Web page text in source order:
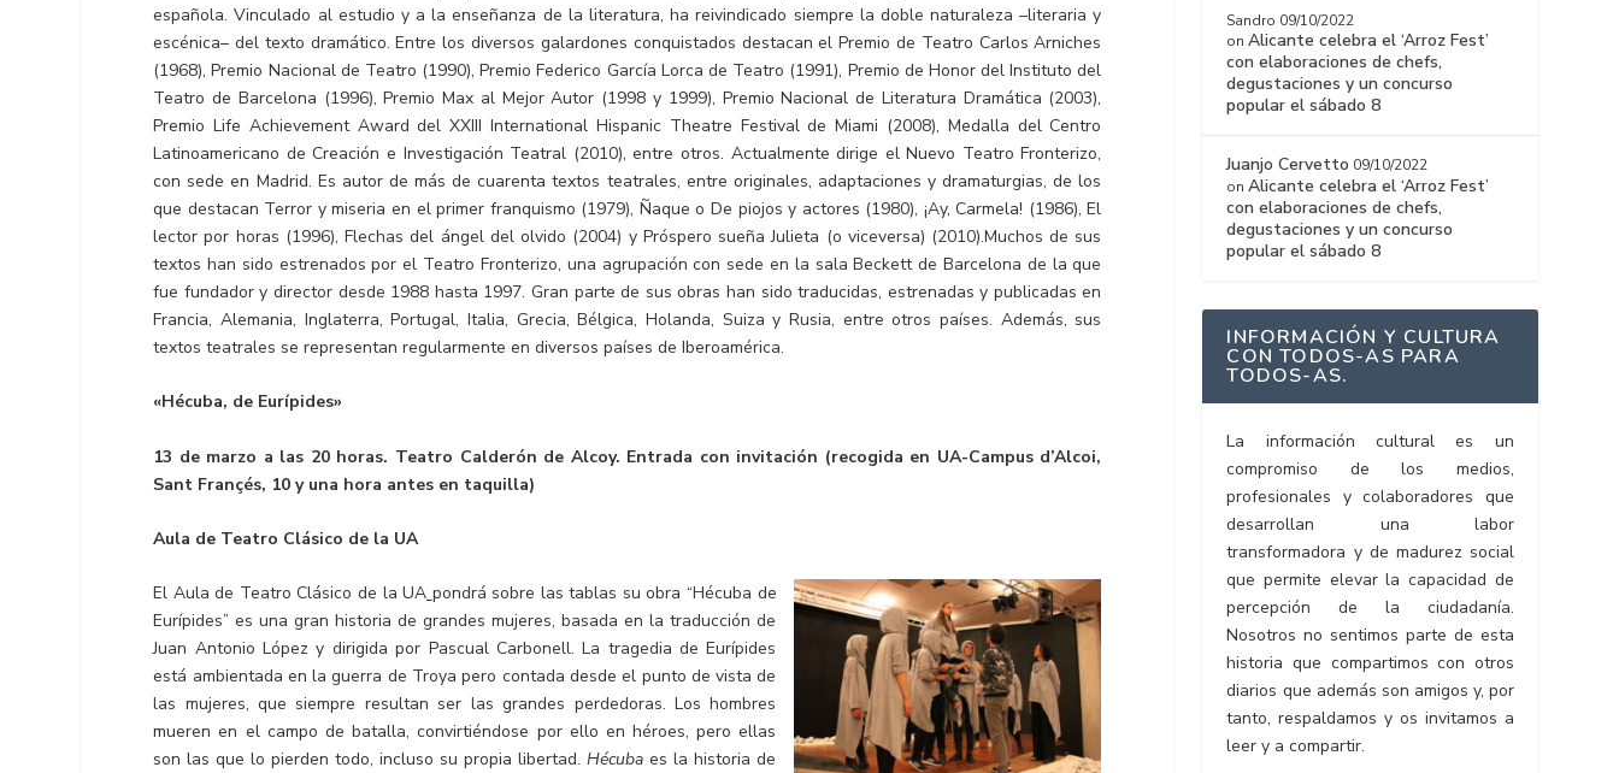
española. Vinculado al estudio y a la enseñanza de la literatura, ha reivindicado siempre la doble naturaleza –literaria y
escénica– del texto dramático. Entre los diversos galardones conquistados destacan el Premio de Teatro Carlos Arniches
(1968), Premio Nacional de Teatro (1990), Premio Federico García Lorca de Teatro (1991), Premio de Honor del Instituto del
Teatro de Barcelona (1996), Premio Max al Mejor Autor (1998 y 1999), Premio Nacional de Literatura Dramática (2003),
Premio Life Achievement Award del XXIII International Hispanic Theatre Festival de Miami (2008), Medalla del Centro
Latinoamericano de Creación e Investigación Teatral (2010), entre otros. Actualmente dirige el Nuevo Teatro Fronterizo,
con sede en Madrid. Es autor de más de cuarenta textos teatrales, entre originales, adaptaciones y dramaturgias, de los
que destacan Terror y miseria en el primer franquismo (1979), Ñaque o De piojos y actores (1980), ¡Ay, Carmela! (1986), El
lector por horas (1996), Flechas del ángel del olvido (2004) y Próspero sueña Julieta (o viceversa) (2010).Muchos de sus
textos han sido estrenados por el Teatro Fronterizo, una agrupación con sede en la sala Beckett de Barcelona de la que
fue fundador y director desde 1988 hasta 1997. Gran parte de sus obras han sido traducidas, estrenadas y publicadas en
Francia, Alemania, Inglaterra, Portugal, Italia, Grecia, Bélgica, Holanda, Suiza y Rusia, entre otros países. Además, sus
textos teatrales se representan regularmente en diversos países de Iberoamérica.
«Hécuba, de Eurípides»
13 de marzo a las 20 horas. Teatro Calderón de Alcoy. Entrada con invitación (recogida en UA-Campus d’Alcoi,
Sant Françés, 10 y una hora antes en taquilla)
Aula de Teatro Clásico de la UA
El Aula de Teatro Clásico de la UA pondrá sobre las tablas su obra “Hécuba de
Eurípides” es una gran historia de grandes mujeres, basada en la traducción de
Juan Antonio López y dirigida por Pascual Carbonell. La tragedia de Eurípides
está ambientada en la guerra de Troya pero contada desde el punto de vista de
las mujeres, que siempre resultan ser las grandes perdedoras. Los hombres
mueren en el campo de batalla, convirtiéndose por ello en héroes, pero ellas
son las que lo pierden todo, incluso su propia libertad.Hécuba es la historia de
Sandro 09/10/2022
onAlicante celebra el ‘Arroz Fest’
con elaboraciones de chefs,
degustaciones y un concurso
popular el sábado 8
Juanjo Cervetto 09/10/2022
onAlicante celebra el ‘Arroz Fest’
con elaboraciones de chefs,
degustaciones y un concurso
popular el sábado 8
INFORMACIÓN Y CULTURA
CON TODOS-AS PARA
TODOS-AS.
La información cultural es un
compromiso de los medios,
profesionales y colaboradores que
desarrollan una labor
transformadora y de madurez social
que permite elevar la capacidad de
percepción de la ciudadanía.
Nosotros no sentimos parte de esta
historia que compartimos con otros
diarios que además son amigos y, por
tanto, respaldamos y os invitamos a
leer y a compartir.